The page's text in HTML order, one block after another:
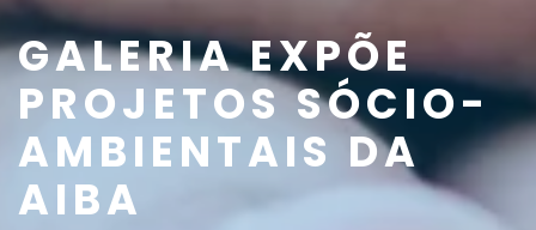
GALERIA EXPÕE
PROJETOS SÓCIO-
AMBIENTAIS DA
AIBA